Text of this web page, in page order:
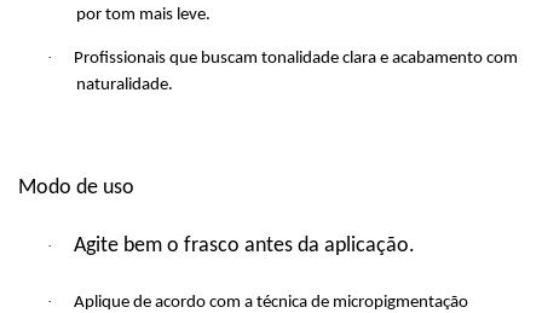
por tom mais leve.
· Profissionais que buscam tonalidade clara e acabamento com
naturalidade.
Modo de uso
· Agite bem o frasco antes da aplicação.
·
Aplique de acordo com a técnica de micropigmentação